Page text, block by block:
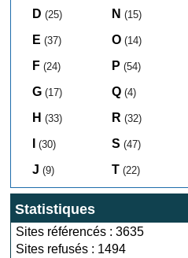
D (25)
E (37)
F (24)
G (17)
H (33)
(30)
J (9)
N (15)
O (14)
P (54)
Q (4)
R (32)
S (47)
T (22)
Statistiques
Sites référencés : 3635
Sites refusés : 1494